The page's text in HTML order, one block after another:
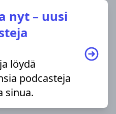
nyt – uusi
löydä
podcasteja
sinua.